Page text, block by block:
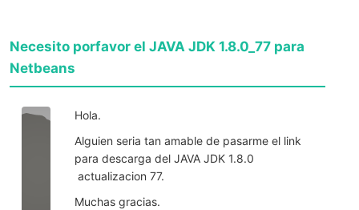
Necesito porfavor el JAVA JDK 1.8.0_77 para
Netbeans
Hola.
Alguien seria tan amable de pasarme el link
para descarga del JAVA JDK 1.8.0
actualizacion 77.
Muchas gracias.